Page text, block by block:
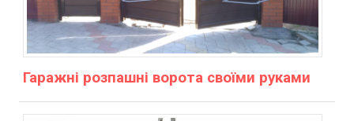
Гаражні розпашні ворота своїми руками